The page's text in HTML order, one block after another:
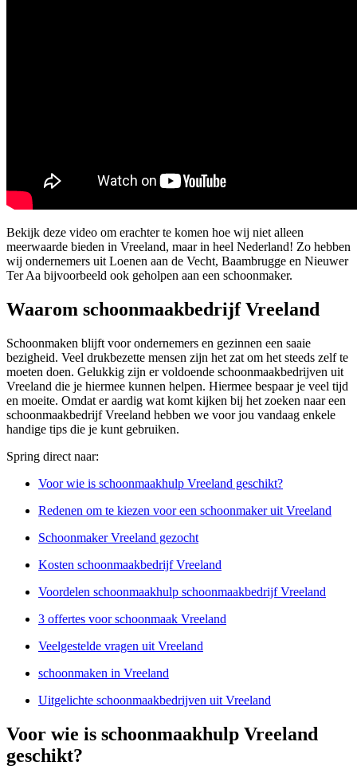
Bekijk deze video om erachter te komen hoe wij niet alleen
meerwaarde bieden in Vreeland, maar in heel Nederland! Zo hebben
wij ondernemers uit Loenen aan de Vecht, Baambrugge en Nieuwer
Ter Aa bijvoorbeeld ook geholpen aan een schoonmaker.
Waarom schoonmaakbedrijf Vreeland
Schoonmaken blijft voor ondernemers en gezinnen een saaie
bezigheid. Veel drukbezette mensen zijn het zat om het steeds zelf te
moeten doen. Gelukkig zijn er voldoende schoonmaakbedrijven uit
Vreeland die je hiermee kunnen helpen. Hiermee bespaar je veel tijd
en moeite. Omdat er aardig wat komt kijken bij het zoeken naar een
schoonmaakbedrijf Vreeland hebben we voor jou vandaag enkele
handige tips die je kunt gebruiken.
Spring direct naar:
Voor wie is schoonmaakhulp Vreeland geschikt?
Redenen om te kiezen voor een schoonmaker uit Vreeland
Schoonmaker Vreeland gezocht
Kosten schoonmaakbedrijf Vreeland
Voordelen schoonmaakhulp schoonmaakbedrijf Vreeland
3 offertes voor schoonmaak Vreeland
Veelgestelde vragen uit Vreeland
schoonmaken in Vreeland
Uitgelichte schoonmaakbedrijven uit Vreeland
Voor wie is schoonmaakhulp Vreeland
geschikt?